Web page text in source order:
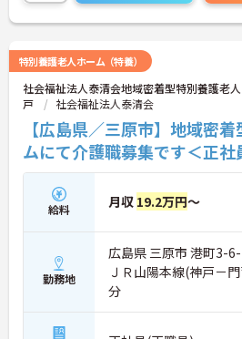
特別養護老人ホーム（特養）
社会福祉法人泰清会地域密着型特別養護老
戸
社会福祉法人泰清会
【広島県／三原市】地域密
ムにて介護職募集です＜正社
給料 月収 19.2万円～
勤務地
広島県 三原市 港町3-
ＪＲ山陽本線(神戸－
分